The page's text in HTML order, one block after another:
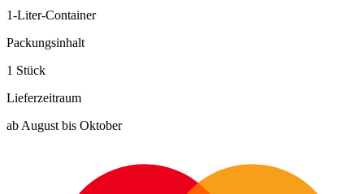
1-Liter-Container
Packungsinhalt
1 Stück
Lieferzeitraum
ab August bis Oktober